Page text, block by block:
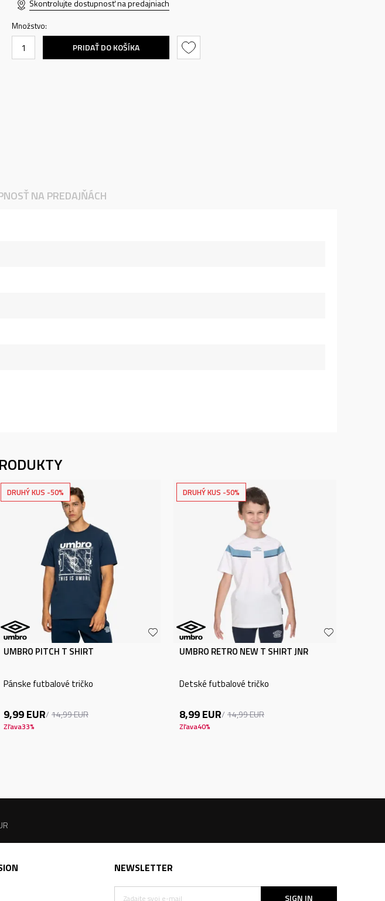
Skontrolujte dostupnosť na predajniach
Množstvo:
PRIDAŤ DO KOŠÍKA
NA PREDAJŇÁCH
DRUHÝ KUS -50%
UMBRO PITCH T SHIRT
Pánske futbalové tričko
9,99EUR 14,99EUR
Zľava33%
DRUHÝ KUS -50%
UMBRO RETRO NEW T SHIRT JNR
Detské futbalové tričko
8,99EUR 14,99EUR
Zľava40%
NEWSLETTER
SIGN IN